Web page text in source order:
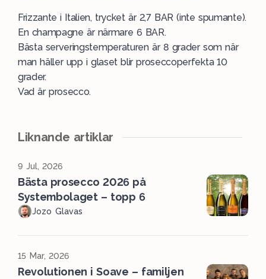
Frizzante i Italien, trycket är 2,7 BAR (inte spumante).
En champagne är närmare 6 BAR.
Bästa serveringstemperaturen är 8 grader som när
man häller upp i glaset blir proseccoperfekta 10
grader.
Vad är prosecco.
Liknande artiklar
9 Jul, 2026
Bästa prosecco 2026 på
Systembolaget – topp 6
Jozo Glavas
15 Mar, 2026
Revolutionen i Soave – familjen